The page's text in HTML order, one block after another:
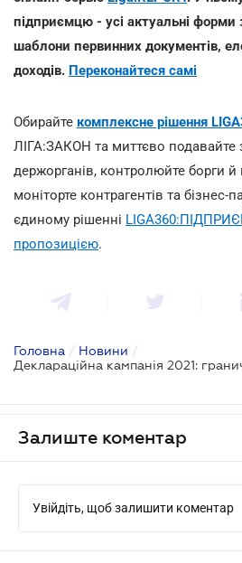
підприємцю - усі актуальні форми
шаблони первинних документів,
доходів. Переконайтеся самі
Обирайте комплексне рішення
ЛІГА:ЗАКОН та миттєво подавайте
держорганів, контролюйте борги
моніторте контрагентів та бізнес-
єдиному рішенні
пропозицією.
Головна / Новини /
Залиште коментар
Увійдіть, щоб залишити коментар